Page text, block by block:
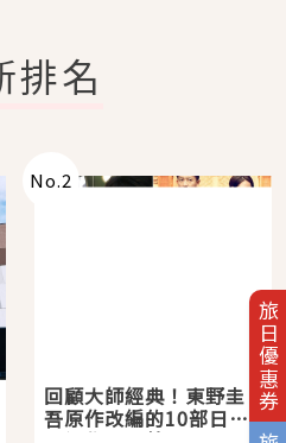
旅日優惠券
排名
No.2
回顧大師經典！東野圭
吾原作改編的10部日本